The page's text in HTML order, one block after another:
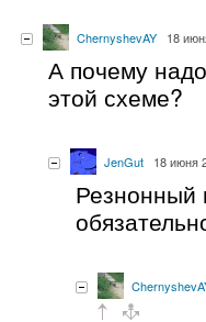
ChernyshevAY 18
А почему
этой схеме?
JenGut 18 июня
Резнонный